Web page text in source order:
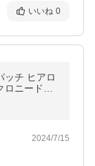
いいね 0
ッチ ヒアロ
ニードル
北の快適工
2024/7/15